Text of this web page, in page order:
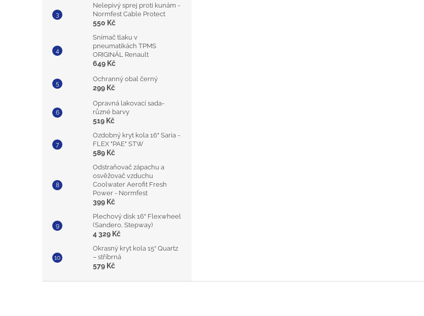
Nelepivý sprej proti kunám -
Normfest Cable Protect
550 Kč
Snímač tlaku v
pneumatikách TPMS
ORIGINÁL Renault
649 Kč
Ochranný obal černý
299 Kč
Opravná lakovací sada-
různé barvy
519 Kč
Ozdobný kryt kola 16" Saria -
FLEX "PAE" STW
589 Kč
Odstraňovač zápachu a
osvěžovač vzduchu
Coolwater Aerofit Fresh
Power - Normfest
399 Kč
Plechový disk 16" Flexwheel
(Sandero, Stepway)
4 329 Kč
Okrasný kryt kola 15“ Quartz
– stříbrná
579 Kč